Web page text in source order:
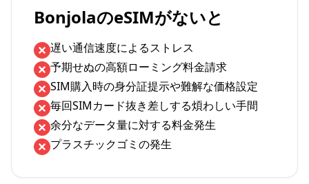
BonjolaのeSIMがないと
遅い通信速度によるストレス
予期せぬの高額ローミング料金請求
SIM購入時の身分証提示や難解な価格設定
毎回SIMカード抜き差しする煩わしい手間
余分なデータ量に対する料金発生
プラスチックゴミの発生